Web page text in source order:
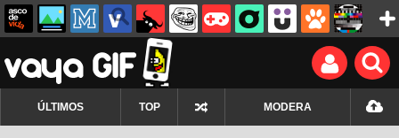
ÚLTIMOS TOP MODERA